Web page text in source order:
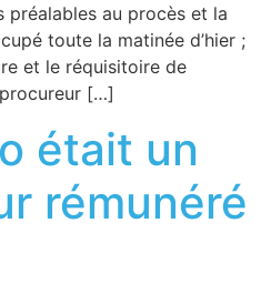
préalables au procès et la
toute la matinée d’hier ;
et le réquisitoire de
[…]
était un
rémunéré